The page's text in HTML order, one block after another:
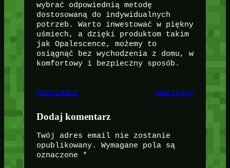
wybrać odpowiednią metodę
dostosowaną do indywidualnych
potrzeb. Warto inwestować w piękny
uśmiech, a dzięki produktom takim
jak Opalescence, możemy to
osiągnąć bez wychodzenia z domu, w
komfortowy i bezpieczny sposób.
Poprzedni Następny
Dodaj komentarz
Twój adres email nie zostanie
opublikowany.
Wymagane pola są
oznaczone
*